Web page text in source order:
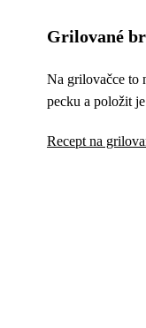
Grilované
Na grilovačce to
pecku a položit
Recept na